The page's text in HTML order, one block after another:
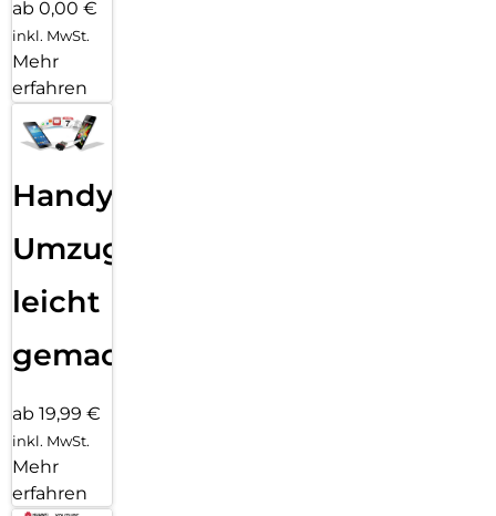
ab 0,00 €
inkl. MwSt.
Mehr
erfahren
Handy
Umzug
leicht
gemacht!
ab 19,99 €
inkl. MwSt.
Mehr
erfahren